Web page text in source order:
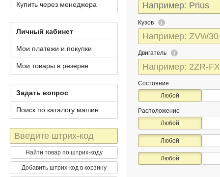
Кузов
Двигатель
Состояние
Любой
Расположение
Любой
Любой
Любой
Купить через менеджера
Личный кабинет
Мои платежи и покупки
Мои товары в резерве
Задать вопрос
Поиск по каталогу машин
Штрих-
код
Найти товар по штрих-коду
Добавить штрих-код в корзину